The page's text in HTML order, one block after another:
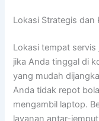
Lokasi Strategis dan
Lokasi tempat
jika Anda tinggal di
yang mudah
Anda tidak repot
mengambil laptop.
layanan antar-